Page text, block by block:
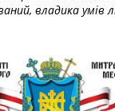
владика умів